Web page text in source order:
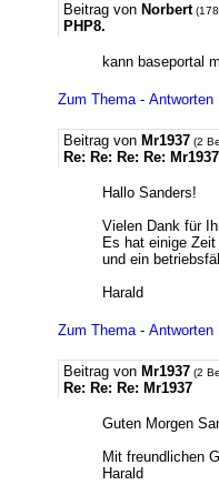
Beitrag von Norbert(178
PHP8.
kann baseportal
Zum Thema- Antworten
Beitrag von Mr1937 (2
Re: Re: Re: Re: Mr1937
Hallo Sanders!
Vielen Dank für
Es hat einige
und ein
Harald
Zum Thema- Antworten
Beitrag von Mr1937 (2
Re: Re: Re: Mr1937
Guten Morgen
Mit freundlichen
Harald